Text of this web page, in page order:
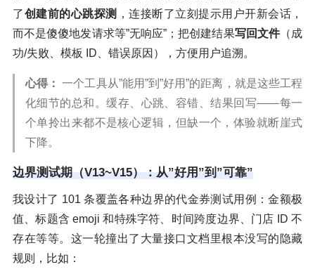
了创建前的心跳探测
，连接断了立刻提示用户开新会话，
而不是傻傻地发请求等”无响应”；把创建结果写回文件（成
功/失败、模板 ID、错误原因），方便用户追溯。
心得： 一个工具从”能用”到”好用”的距离，就是这些工程
化细节的总和。缓存、心跳、容错、结果回写——每一
个单拎出来都不是核心逻辑，但缺一个，体验就断崖式
下降。
边界测试期（V13~V15）：从”好用”到”可靠”
我设计了 101 条覆盖各种边界的代金券测试用例：金额极
值、标题含 emoji 和特殊字符、时间跨度边界、门店 ID 不
存在等等。这一轮撞出了大量接口文档里根本没写的隐藏
规则，比如：